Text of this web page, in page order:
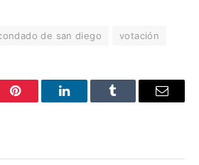
de san diego votación
Pinterest LinkedInTumblr Email